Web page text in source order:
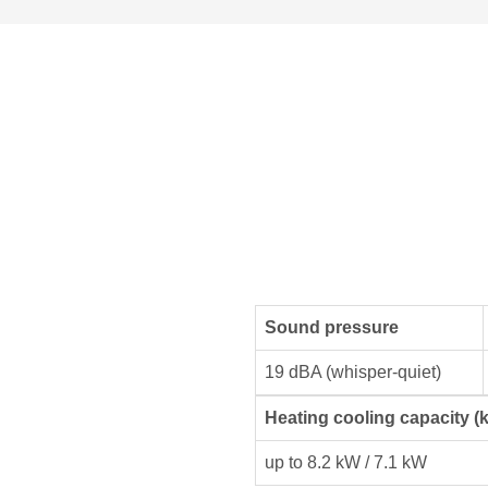
Sound pressure
19 dBA (whisper-quiet)
Heating cooling capacity
up to 8.2 kW / 7.1 kW